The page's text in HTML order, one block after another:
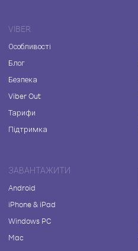
VIBER
Особливості
Блог
Безпека
Viber Out
Тарифи
Підтримка
ЗАВАНТАЖИТИ
Android
iPhone & iPad
Windows PC
Mac